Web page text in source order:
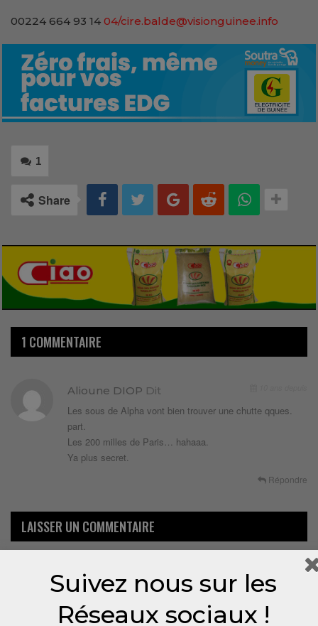
00224 664 93 14 04/cire.balde@visionguinee.info
1
Share
1 COMMENTAIRE
Alioune DIOP Dit
Les sous de Alpha vont bien trouver une chutte qques.
part.
Les 200 milles de Paris… hahaaa.
Ya plus secret.
Répondre
LAISSER UN COMMENTAIRE
Suivez nous sur les
Réseaux sociaux !